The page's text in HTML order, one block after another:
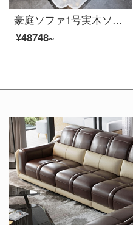
豪庭ソファ1号実木ソファアメリカ式ソファ中小型布芸ソファ1+2+3ソファセット簡単なリビングルームの逸品家具50821859;【皮芸座布団】3人の胡桃色
¥48748~